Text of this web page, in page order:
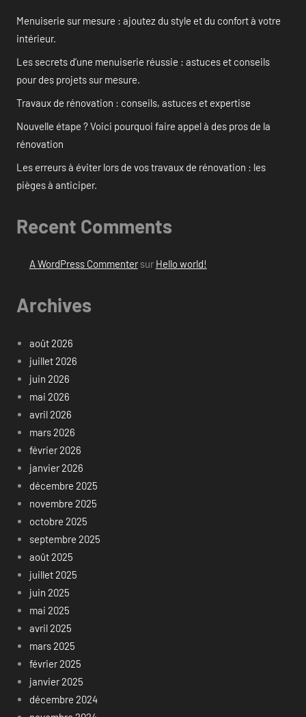
Menuiserie sur mesure : ajoutez du style et du confort à votre
intérieur.
Les secrets d’une menuiserie réussie : astuces et conseils
pour des projets sur mesure.
Travaux de rénovation : conseils, astuces et expertise
Nouvelle étape ? Voici pourquoi faire appel à des pros de la
rénovation
Les erreurs à éviter lors de vos travaux de rénovation : les
pièges à anticiper.
Recent Comments
A WordPress Commentersur Hello world!
Archives
août 2026
juillet 2026
juin 2026
mai 2026
avril 2026
mars 2026
février 2026
janvier 2026
décembre 2025
novembre 2025
octobre 2025
septembre 2025
août 2025
juillet 2025
juin 2025
mai 2025
avril 2025
mars 2025
février 2025
janvier 2025
décembre 2024